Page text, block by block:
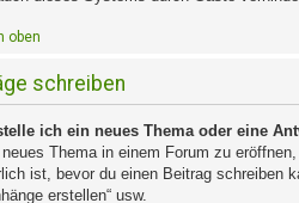
oben
schreiben
ich ein neues Thema oder eine
Thema in einem Forum zu
ist, bevor du einen Beitrag schreiben
erstellen“ usw.